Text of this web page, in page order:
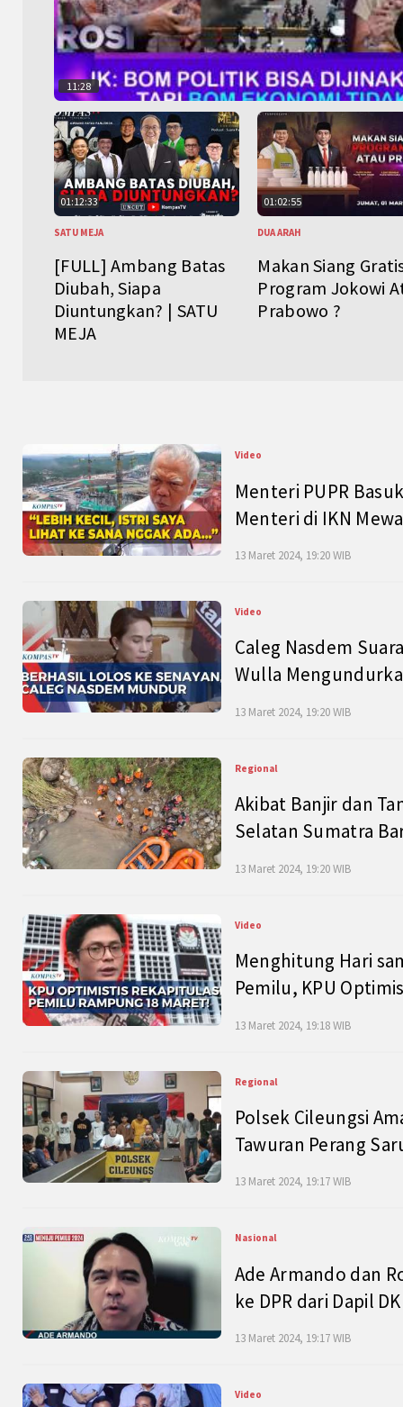
11:28
01:12:33
SATU MEJA
[FULL] Ambang Batas
Diubah, Siapa
Diuntungkan? | SATU
MEJA
01:02:55
DUA ARAH
Makan Siang
Program Jokowi
Prabowo ?
Video
Menteri PUPR
Menteri di IKN
13 Maret 2024, 19:20 WIB
Video
Caleg Nasdem
Wulla
13 Maret 2024, 19:20 WIB
Regional
Akibat Banjir dan
Selatan Sumatra
13 Maret 2024, 19:20 WIB
Video
Menghitung Hari
Pemilu, KPU
13 Maret 2024, 19:18 WIB
Regional
Polsek Cileungsi
Tawuran Perang
13 Maret 2024, 19:17 WIB
Nasional
Ade Armando dan
ke DPR dari Dapil
13 Maret 2024, 19:17 WIB
Video